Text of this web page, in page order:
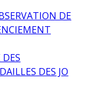
DE
DES JO